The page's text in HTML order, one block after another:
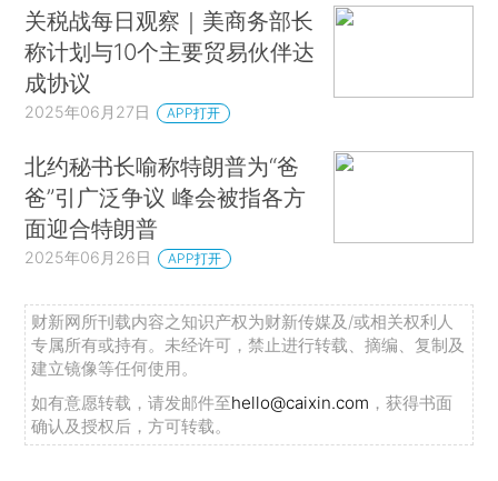
关税战每日观察｜美商务部长
称计划与10个主要贸易伙伴达
成协议
2025年06月27日 APP打开
北约秘书长喻称特朗普为“爸
爸”引广泛争议 峰会被指各方
面迎合特朗普
2025年06月26日 APP打开
财新网所刊载内容之知识产权为财新传媒及/或相关权利人
专属所有或持有。未经许可，禁止进行转载、摘编、复制及
建立镜像等任何使用。
如有意愿转载，请发邮件至hello@caixin.com ，获得书面
确认及授权后，方可转载。